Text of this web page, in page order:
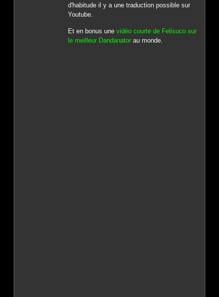
d'habitude il y a une traduction possible sur
Youtube.
Et en bonus une vidéo courte de Felisuco sur
le meilleur Dandanatorau monde.